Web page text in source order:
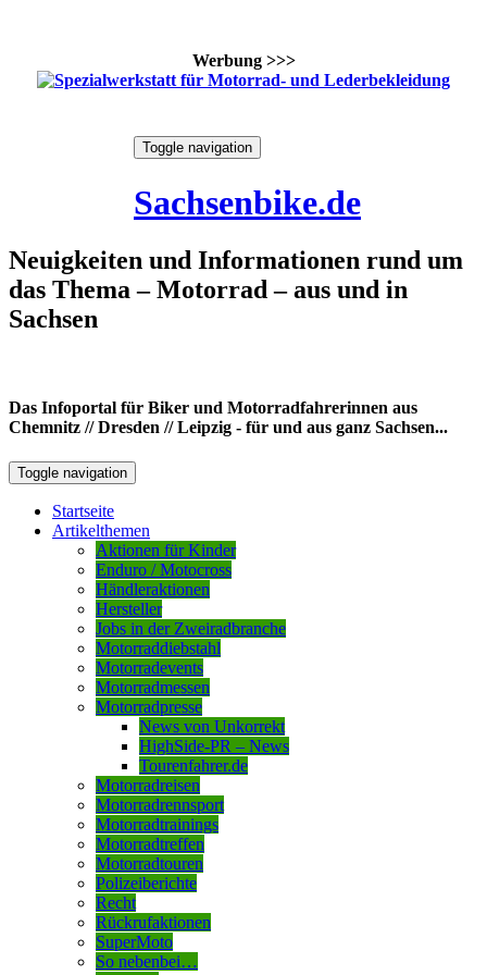
Werbung >>>
Toggle navigation
Sachsenbike.de
Neuigkeiten und Informationen rund um
das Thema – Motorrad – aus und in
Sachsen
Das Infoportal für Biker und Motorradfahrerinnen aus
Chemnitz // Dresden // Leipzig - für und aus ganz Sachsen...
Toggle navigation
Startseite
Artikelthemen
Aktionen für Kinder
Enduro / Motocross
Händleraktionen
Hersteller
Jobs in der Zweiradbranche
Motorraddiebstahl
Motorradevents
Motorradmessen
Motorradpresse
News von Unkorrekt
HighSide-PR – News
Tourenfahrer.de
Motorradreisen
Motorradrennsport
Motorradtrainings
Motorradtreffen
Motorradtouren
Polizeiberichte
Recht
Rückrufaktionen
SuperMoto
So nebenbei…